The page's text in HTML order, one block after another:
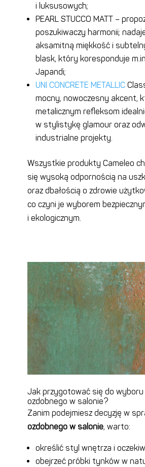
i luksusowych;
PEARL STUCCO MATT –
poszukiwaczy harmonii;
aksamitną miękkość i
blask, który koresponduje
Japandi;
UNI CONCRETE METALLIC
mocny, nowoczesny akcent,
metalicznym refleksom
w stylistykę glamour oraz
industrialne projekty.
Wszystkie produkty Cameleo
się wysoką odpornością na
oraz dbałością o zdrowie
co czyni je wyborem
i ekologicznym.
Jak przygotować się do
ozdobnego w salonie?
Zanim podejmiesz decyzję w
ozdobnego w salonie, warto:
określić styl wnętrza i
obejrzeć próbki tynków w